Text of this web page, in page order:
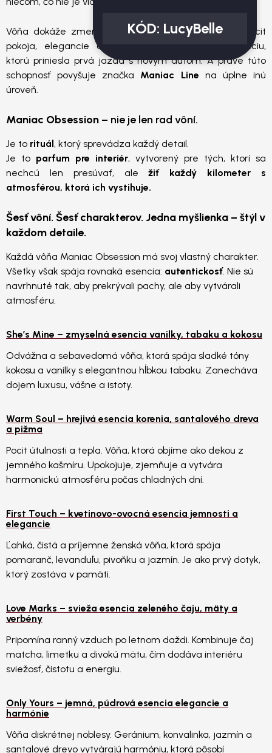
Vôňa dokáže zmeniť atmosféru interiéru. Vytvoriť pocit
pokoja, elegancie alebo energie. Pripomenúť emóciu,
ktorú priniesla prvá jazda s novým autom. A práve túto
schopnosť povyšuje značka Maniac Line na úplne inú
úroveň.
Maniac Obsession – nie je len rad vôní.
Je to rituál, ktorý sprevádza každý detail.
Je to parfum pre interiér, vytvorený pre tých, ktorí sa
nechcú len presúvať, aležiť každý kilometer s
atmosférou, ktorá ich vystihuje.
Šesť vôní. Šesť charakterov. Jedna myšlienka – štýl v
každom detaile.
Každá vôňa Maniac Obsession má svoj vlastný charakter.
Všetky však spája rovnaká esencia: autentickosť. Nie sú
navrhnuté tak, aby prekrývali pachy, ale aby vytvárali
atmosféru.
She’s Mine – zmyselná esencia vanilky, tabaku a kokosu
Odvážna a sebavedomá vôňa, ktorá spája sladké tóny
kokosu a vanilky s elegantnou hĺbkou tabaku. Zanecháva
dojem luxusu, vášne a istoty.
Warm Soul – hrejivá esencia korenia, santalového dreva
a pižma
Pocit útulnosti a tepla. Vôňa, ktorá objíme ako dekou z
jemného kašmíru. Upokojuje, zjemňuje a vytvára
harmonickú atmosféru počas chladných dní.
First Touch – kvetinovo-ovocná esencia jemnosti a
elegancie
Ľahká, čistá a príjemne ženská vôňa, ktorá spája
pomaranč, levanduľu, pivoňku a jazmín. Je ako prvý dotyk,
ktorý zostáva v pamäti.
Love Marks – svieža esencia zeleného čaju, mäty a
verbény
Pripomína ranný vzduch po letnom daždi. Kombinuje čaj
matcha, limetku a divokú mätu, čím dodáva interiéru
sviežosť, čistotu a energiu.
Only Yours – jemná, púdrová esencia elegancie a
harmónie
Vôňa diskrétnej noblesy. Geránium, konvalinka, jazmín a
santalové drevo vytvárajú harmóniu, ktorá pôsobí
KÓD: LucyBelle